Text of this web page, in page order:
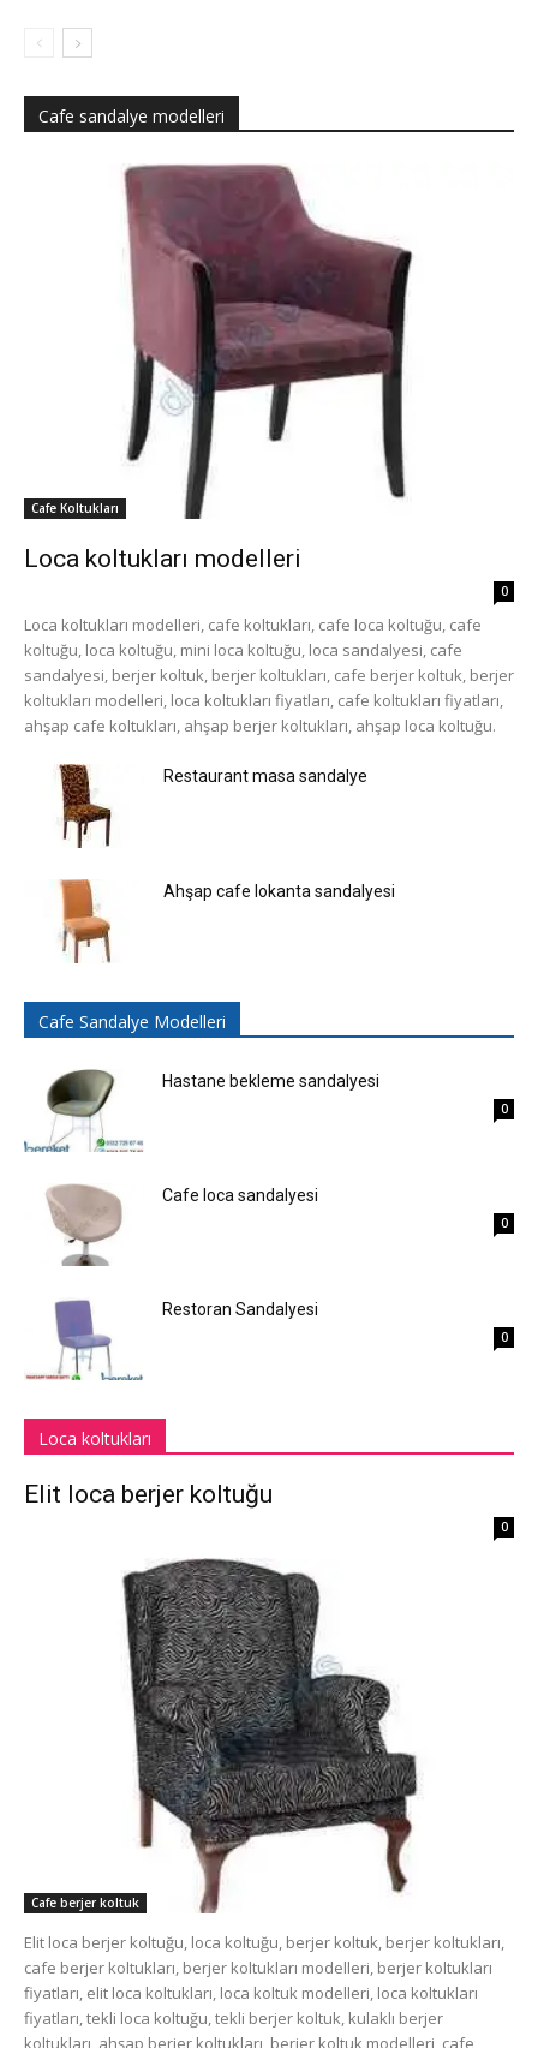
Cafe sandalye modelleri
Cafe Koltukları
Loca koltukları modelleri
0
Loca koltukları modelleri, cafe koltukları, cafe loca koltuğu, cafe
koltuğu, loca koltuğu, mini loca koltuğu, loca sandalyesi, cafe
sandalyesi, berjer koltuk, berjer koltukları, cafe berjer koltuk, berjer
koltukları modelleri, loca koltukları fiyatları, cafe koltukları fiyatları,
ahşap cafe koltukları, ahşap berjer koltukları, ahşap loca koltuğu.
Restaurant masa sandalye
Ahşap cafe lokanta sandalyesi
Cafe Sandalye Modelleri
Hastane bekleme sandalyesi
0
Cafe loca sandalyesi
0
Restoran Sandalyesi
0
Loca koltukları
Elit loca berjer koltuğu
0
Cafe berjer koltuk
Elit loca berjer koltuğu, loca koltuğu, berjer koltuk, berjer koltukları,
cafe berjer koltukları, berjer koltukları modelleri, berjer koltukları
fiyatları, elit loca koltukları, loca koltuk modelleri, loca koltukları
fiyatları, tekli loca koltuğu, tekli berjer koltuk, kulaklı berjer
koltukları, ahşap berjer koltukları, berjer koltuk modelleri, cafe